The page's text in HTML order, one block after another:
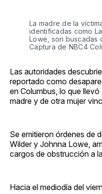
La madre de la
identificadas como
Lowe, son buscadas
Captura de NBC4
Las autoridades
reportado como
en Columbus, lo que
madre y de otra mujer
Se emitieron órdenes de
Wilder y Johnna Lowe,
cargos de obstrucción a
Hacia el mediodía del